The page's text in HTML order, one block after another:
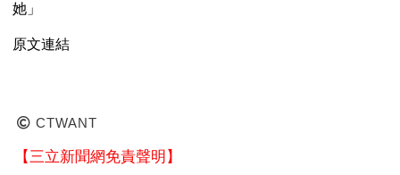
她」
原文連結
CTWANT
【三立新聞網免責聲明】